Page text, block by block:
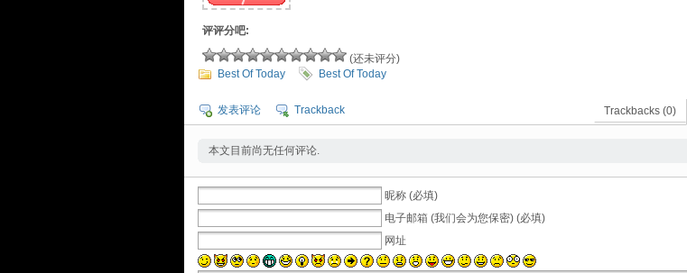
评评分吧:
(还未评分)
Best Of Today
Best Of Today
Trackbacks (0)
发表评论 Trackback
本文目前尚无任何评论.
昵称 (必填)
电子邮箱 (我们会为您保密) (必填)
网址